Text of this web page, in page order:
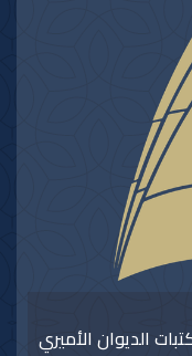
الديوان الأميري